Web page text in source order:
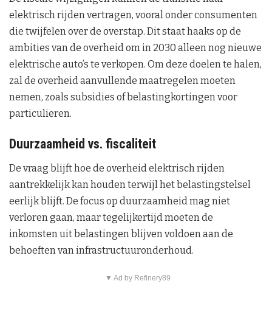
elektrisch rijden vertragen, vooral onder consumenten
die twijfelen over de overstap. Dit staat haaks op de
ambities van de overheid om in 2030 alleen nog nieuwe
elektrische auto’s te verkopen. Om deze doelen te halen,
zal de overheid aanvullende maatregelen moeten
nemen, zoals subsidies of belastingkortingen voor
particulieren.
Duurzaamheid vs. fiscaliteit
De vraag blijft hoe de overheid elektrisch rijden
aantrekkelijk kan houden terwijl het belastingstelsel
eerlijk blijft. De focus op duurzaamheid mag niet
verloren gaan, maar tegelijkertijd moeten de
inkomsten uit belastingen blijven voldoen aan de
behoeften van infrastructuuronderhoud.
▼ Ad by Refinery89